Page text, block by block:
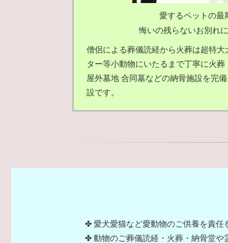
愛するペットの最
悔いの残らないお別れ
僧侶による葬儀読経から火葬は超特
ター等小動物にいたるまで丁寧に火
屋外墓地 合同墓などの納骨施設を完
設です。
✤ 愛犬愛猫など愛動物のご供養を責任
✤ 動物のご葬儀読経・火葬・納骨堂や